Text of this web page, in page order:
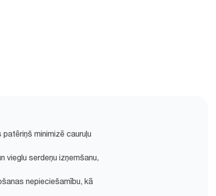
minimizē cauruļu
vieglu serdeņu izņemšanu,
nepieciešamību, kā